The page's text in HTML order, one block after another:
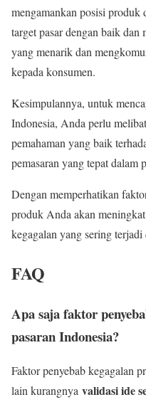
mengamankan posisi produk
target pasar dengan baik dan
yang menarik dan
kepada konsumen.
Kesimpulannya, untuk
Indonesia, Anda perlu
pemahaman yang baik
pemasaran yang tepat dalam
Dengan memperhatikan
produk Anda akan
kegagalan yang sering
FAQ
Apa saja faktor
pasaran Indonesia?
Faktor penyebab kegagalan
lain kurangnya validasi ide